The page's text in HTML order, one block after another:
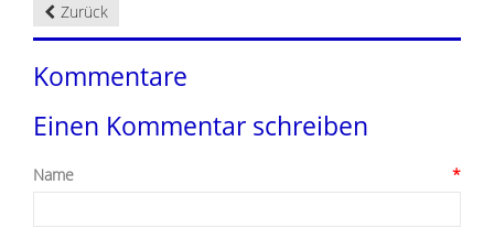
Zurück
Kommentare
Einen Kommentar schreiben
Name *